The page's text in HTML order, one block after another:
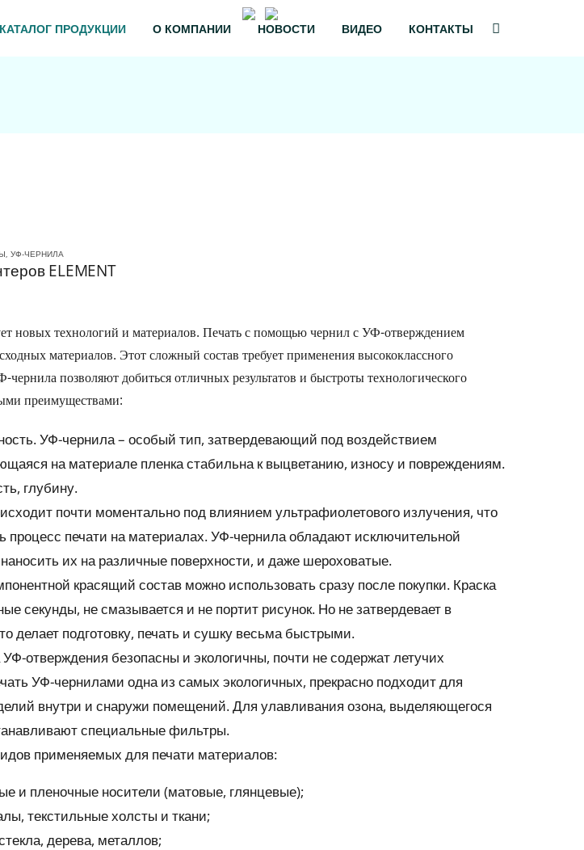
КАТАЛОГ ПРОДУКЦИИ О КОМПАНИИ НОВОСТИ ВИДЕО КОНТАКТЫ
,УФ-ЧЕРНИЛА
ELEMENT
новых технологий и материалов. Печать с помощью чернил с УФ-отверждением
материалов. Этот сложный состав требует применения высококлассного
позволяют добиться отличных результатов и быстроты технологического
преимуществами:
УФ-чернила – особый тип, затвердевающий под воздействием
на материале пленка стабильна к выцветанию, износу и повреждениям.
глубину.
почти моментально под влиянием ультрафиолетового излучения, что
процесс печати на материалах. УФ-чернила обладают исключительной
их на различные поверхности, и даже шероховатые.
красящий состав можно использовать сразу после покупки. Краска
секунды, не смазывается и не портит рисунок. Но не затвердевает в
делает подготовку, печать и сушку весьма быстрыми.
отверждения безопасны и экологичны, почти не содержат летучих
УФ-чернилами одна из самых экологичных, прекрасно подходит для
внутри и снаружи помещений. Для улавливания озона, выделяющегося
специальные фильтры.
применяемых для печати материалов:
и пленочные носители (матовые, глянцевые);
текстильные холсты и ткани;
дерева, металлов;